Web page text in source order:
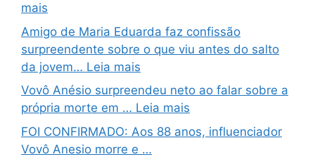
mais
Amigo de Maria Eduarda faz confissão
surpreendente sobre o que viu antes do salto
da jovem… Leia mais
Vovô Anésio surpreendeu neto ao falar sobre a
própria morte em … Leia mais
FOI CONFIRMADO: Aos 88 anos, influenciador
Vovô Anesio morre e …